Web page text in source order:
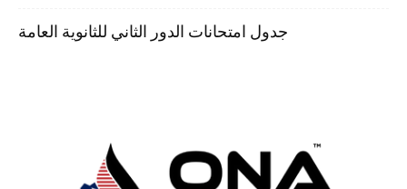
جدول امتحانات الدور الثاني للثانوية العامة